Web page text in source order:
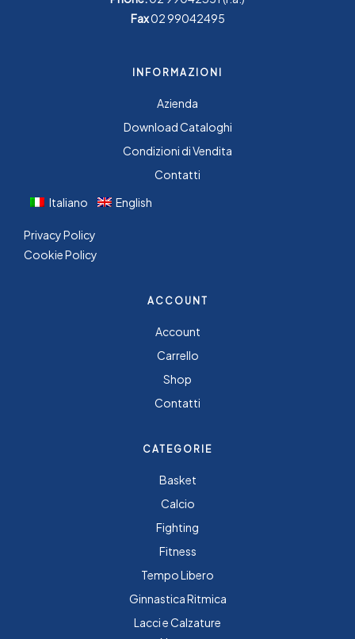
Fax02 99042495
INFORMAZIONI
Azienda
Download Cataloghi
Condizioni di Vendita
Contatti
Italiano
English
Privacy Policy
Cookie Policy
ACCOUNT
Account
Carrello
Shop
Contatti
CATEGORIE
Basket
Calcio
Fighting
Fitness
Tempo Libero
Ginnastica Ritmica
Lacci e Calzature